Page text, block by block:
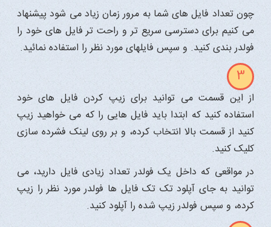
چون تعداد فایل های شما به مرور زمان زیاد می شود پیشنهاد
می کنیم برای دسترسی سریع تر و راحت تر فایل های خود را
فولدر بندی کنید. و سپس فایلهای مورد نظر را استفاده نمائید.
3
از این قسمت می توانید برای زیپ کردن فایل های خود
استفاده کنید که ابتدا باید فایل هایی را که می خواهید زیپ
کنید از قسمت بالا انتخاب کرده، و بر روی لینک فشرده سازی
کلیک کنید.
در مواقعی که داخل یک فولدر تعداد زیادی فایل دارید، می
توانید به جای آپلود تک تک فایل ها فولدر مورد نظر را زیپ
کرده، و سپس فولدر زیپ شده را آپلود کنید.